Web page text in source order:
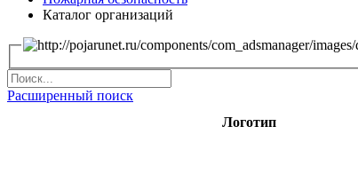
Каталог организаций
Расширенный поиск
Логотип